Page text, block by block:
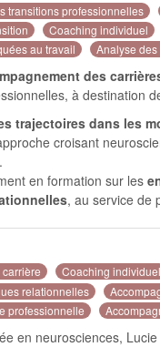
transitions professionnelles
Coaching individuel
au travail
Analyse
des
à destination
trajectoires dans les
croisant
en formation sur les
, au service de
Coaching individuel
relationnelles
professionnelle
en neurosciences,